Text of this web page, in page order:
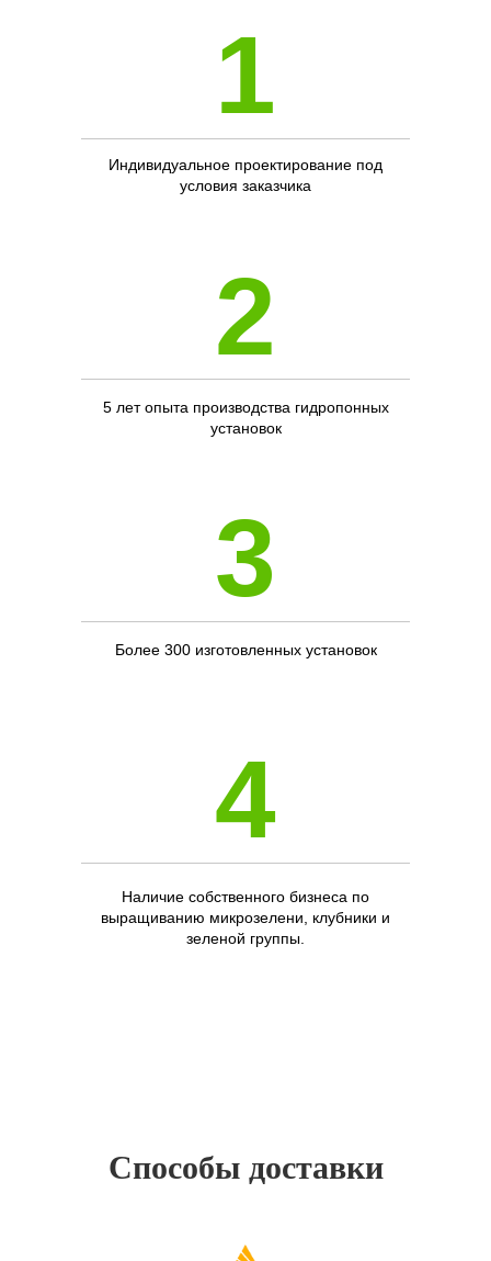
Наличие собственного бизнеса по
выращиванию микрозелени, клубники и
зеленой группы.
4
Более 300 изготовленных установок
3
5 лет опыта производства гидропонных
установок
2
Индивидуальное проектирование под
условия заказчика
1
Способы доставки